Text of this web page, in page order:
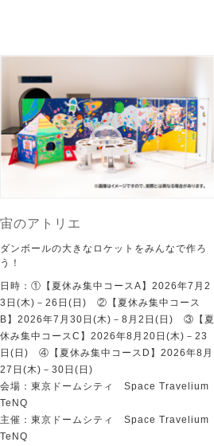
宙のアトリエ
ダンボールの大きなロケットをみんなで作ろ
う！
日時：①【夏休み集中コースA】2026年7月2
3日(木)－26日(日) ②【夏休み集中コース
B】2026年7月30日(木)－8月2日(日) ③【夏
休み集中コースC】2026年8月20日(木)－23
日(日) ④【夏休み集中コースD】2026年8月
27日(木)－30日(日)
会場：東京ドームシティ Space Travelium
TeNQ
主催：東京ドームシティ Space Travelium
TeNQ